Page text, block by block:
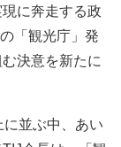
に奔走する政
「観光庁」発
決意を新たに
並ぶ中、あい